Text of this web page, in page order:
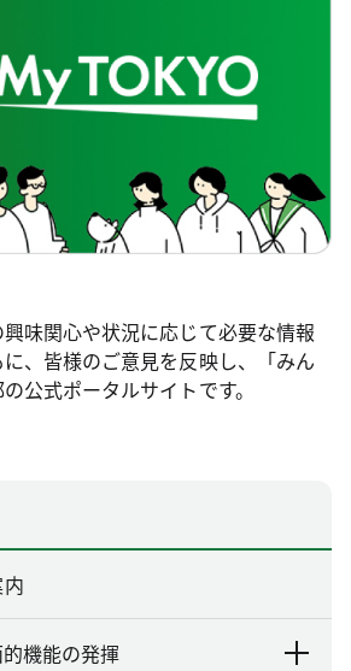
味関心や状況に応じて必要な情報
、皆様のご意見を反映し、「みん
公式ポータルサイトです。
機能の発揮